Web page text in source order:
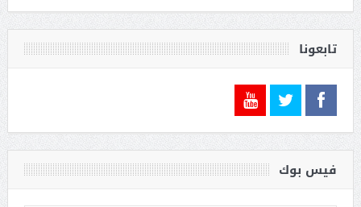
تابعونا
فيس بوك